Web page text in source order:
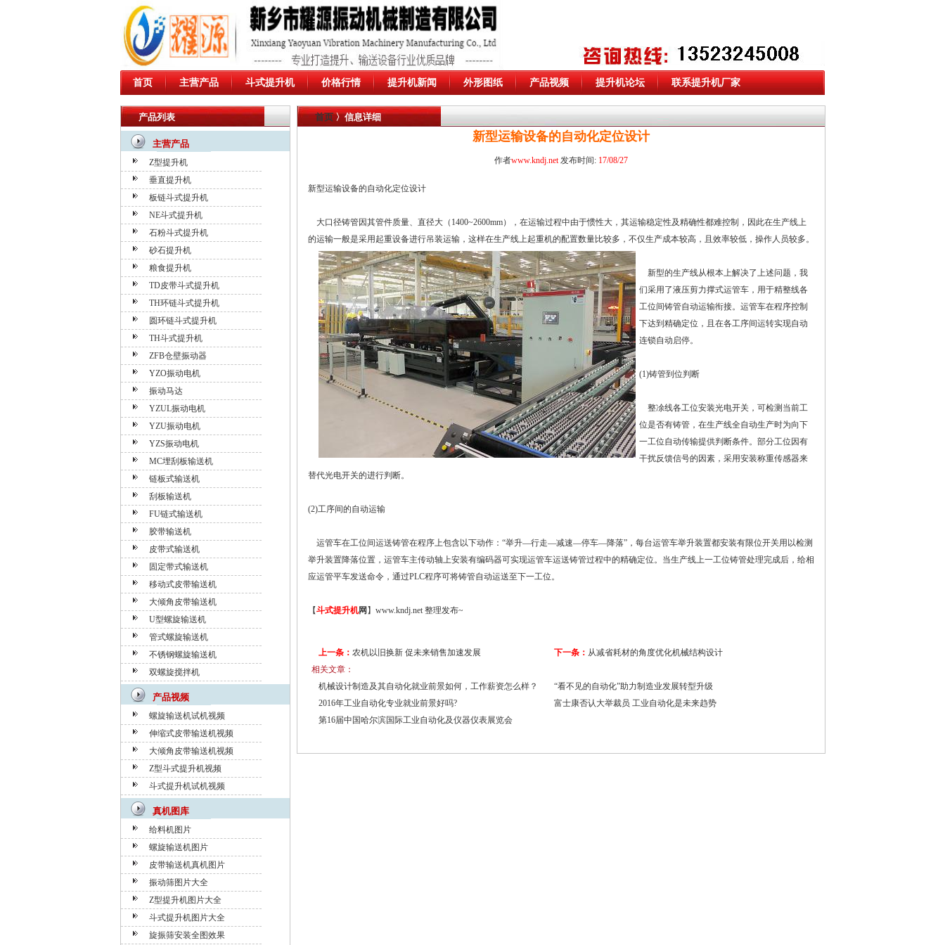
首页 主营产品 斗式提升机 价格行情 提升机新闻 外形图纸 产品视频 提升机论坛 联系提升机厂家
首页〉信息详细
新型运输设备的自动化定位设计
作者www.kndj.net发布时间: 17/08/27
新型运输设备的自动化定位设计
大口径铸管因其管件质量、直径大（1400~2600mm），在运输过程中由于惯性大，其运输稳定性及精确性都难控制，因此在生产线上
的运输一般是采用起重设备进行吊装运输，这样在生产线上起重机的配置数量比较多，不仅生产成本较高，且效率较低，操作人员较多。
新型的生产线从根本上解决了上述问题，我
们采用了液压剪力撑式运管车，用于精整线各
工位间铸管自动运输衔接。运管车在程序控制
下达到精确定位，且在各工序间运转实现自动
连锁自动启停。
(1)铸管到位判断
整凃线各工位安装光电开关，可检测当前工
位是否有铸管，在生产线全自动生产时为向下
一工位自动传输提供判断条件。部分工位因有
干扰反馈信号的因素，采用安装称重传感器来
替代光电开关的进行判断。
(2)工序间的自动运输
运管车在工位间运送铸管在程序上包含以下动作：“举升—行走—减速—停车—降落”，每台运管车举升装置都安装有限位开关用以检测
举升装置降落位置，运管车主传动轴上安装有编码器可实现运管车运送铸管过程中的精确定位。当生产线上一工位铸管处理完成后，给相
应运管平车发送命令，通过PLC程序可将铸管自动运送至下一工位。
【斗式提升机网 】www.kndj.net 整理发布~
上一条： 农机以旧换新 促未来销售加速发展 下一条： 从减省耗材的角度优化机械结构设计
相关文章：
机械设计制造及其自动化就业前景如何，工作薪资怎么样？
“看不见的自动化”助力制造业发展转型升级
2016年工业自动化专业就业前景好吗?
富士康否认大举裁员 工业自动化是未来趋势
第16届中国哈尔滨国际工业自动化及仪器仪表展览会
产品列表
主营产品
Z型提升机
垂直提升机
板链斗式提升机
NE斗式提升机
石粉斗式提升机
砂石提升机
粮食提升机
TD皮带斗式提升机
TH环链斗式提升机
圆环链斗式提升机
TH斗式提升机
ZFB仓壁振动器
YZO振动电机
振动马达
YZUL振动电机
YZU振动电机
YZS振动电机
MC埋刮板输送机
链板式输送机
刮板输送机
FU链式输送机
胶带输送机
皮带式输送机
固定带式输送机
移动式皮带输送机
大倾角皮带输送机
U型螺旋输送机
管式螺旋输送机
不锈钢螺旋输送机
双螺旋搅拌机
产品视频
螺旋输送机试机视频
伸缩式皮带输送机视频
大倾角皮带输送机视频
Z型斗式提升机视频
斗式提升机试机视频
真机图库
给料机图片
螺旋输送机图片
皮带输送机真机图片
振动筛图片大全
Z型提升机图片大全
斗式提升机图片大全
旋振筛安装全图效果